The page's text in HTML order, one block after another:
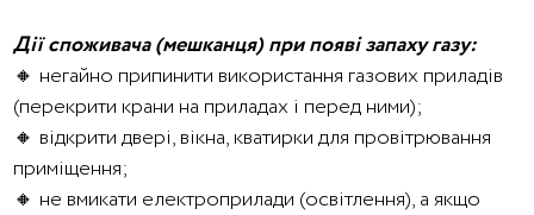
Дії споживача (мешканця) при появі запаху газу:
🔸 негайно припинити використання газових приладів
(перекрити крани на приладах і перед ними);
🔸 відкрити двері, вікна, кватирки для провітрювання
приміщення;
🔸 не вмикати електроприлади (освітлення), а якщо